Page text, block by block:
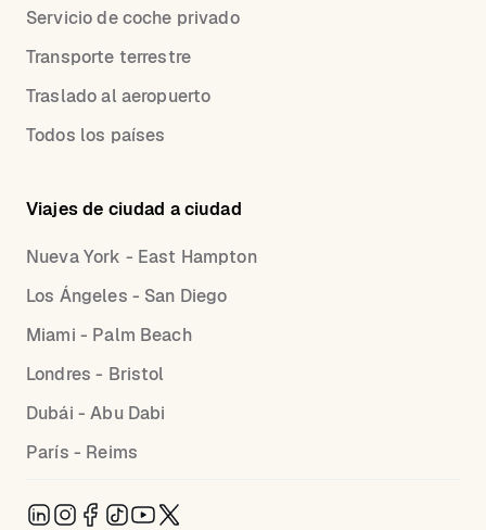
Servicio de coche privado
Transporte terrestre
Traslado al aeropuerto
Todos los países
Viajes de ciudad a ciudad
Nueva York - East Hampton
Los Ángeles - San Diego
Miami - Palm Beach
Londres - Bristol
Dubái - Abu Dabi
París - Reims